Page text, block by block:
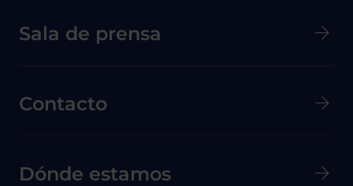
Menú secundario de pie de página
Sala de prensa
Contacto
Dónde estamos